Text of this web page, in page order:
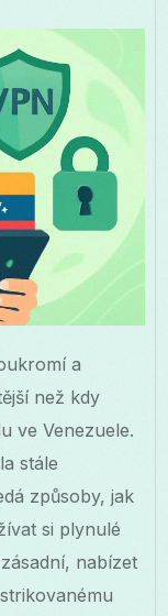
a
než kdy
ve Venezuele.
stále
způsoby, jak
si plynulé
nabízet